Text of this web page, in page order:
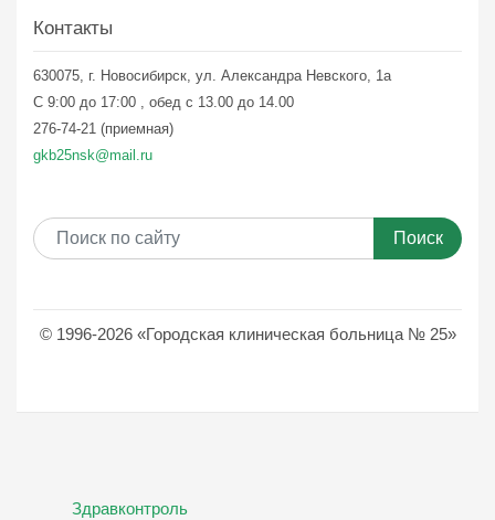
Контакты
630075, г. Новосибирск, ул. Александра Невского, 1а
С 9:00 до 17:00 , обед с 13.00 до 14.00
276-74-21 (приемная)
gkb25nsk@mail.ru
Поиск
© 1996-2026 «Городская клиническая больница № 25»
Здравконтроль